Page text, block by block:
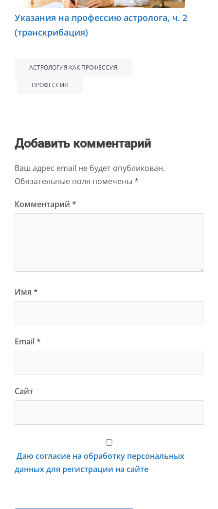
Указания на профессию астролога, ч. 2
(транскрибация)
АСТРОЛОГИЯ КАК ПРОФЕССИЯ
ПРОФЕССИЯ
Добавить комментарий
Ваш адрес email не будет опубликован.
Обязательные поля помечены *
Комментарий *
Имя *
Email*
Сайт
Даю согласие на обработку персональных
данных для регистрации на сайте